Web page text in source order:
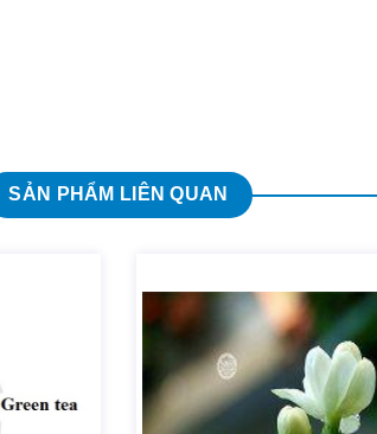
SẢN PHẨM LIÊN QUAN